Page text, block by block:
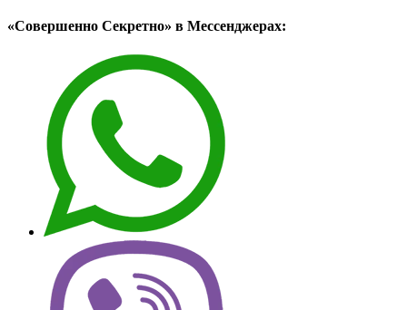
«Совершенно Секретно» в Мессенджерах: